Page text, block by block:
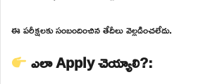
ఈ పరీక్షలకు సంబందించిన తేదీలు వెల్లడించలేదు.
ఎలా Apply చెయ్యాలి?: